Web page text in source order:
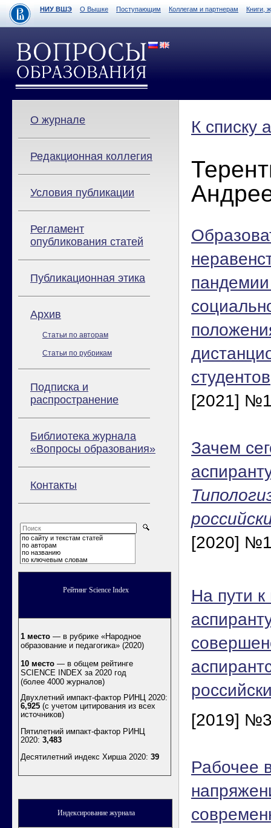
НИУ ВШЭ О Вышке Поступающим Коллегам и партнерам Книги,
О журнале
Редакционная коллегия
Условия публикации
Регламент
опубликования статей
Публикационная этика
Архив
Статьи по авторам
Статьи по рубрикам
Подписка и
распространение
Библиотека журнала
«Вопросы образования»
Контакты
по сайту и текстам статей
по авторам
по названию
по ключевым словам
Рейтинг Science Index
1 место — в рубрике «Народное
образование и педагогика» (2020)
10 место — в общем рейтинге
SCIENCE INDEX за 2020 год
(более 4000 журналов)
Двухлетний импакт-фактор РИНЦ 2020:
6,925 (с учетом цитирования из всех
источников)
Пятилетний импакт-фактор РИНЦ
2020: 3,483
Десятилетний индекс Хирша 2020: 39
Индексирование журнала
К списку
пандемии
студентов
[2021]
Зачем
[2020]
На пути
[2019]
Рабочее